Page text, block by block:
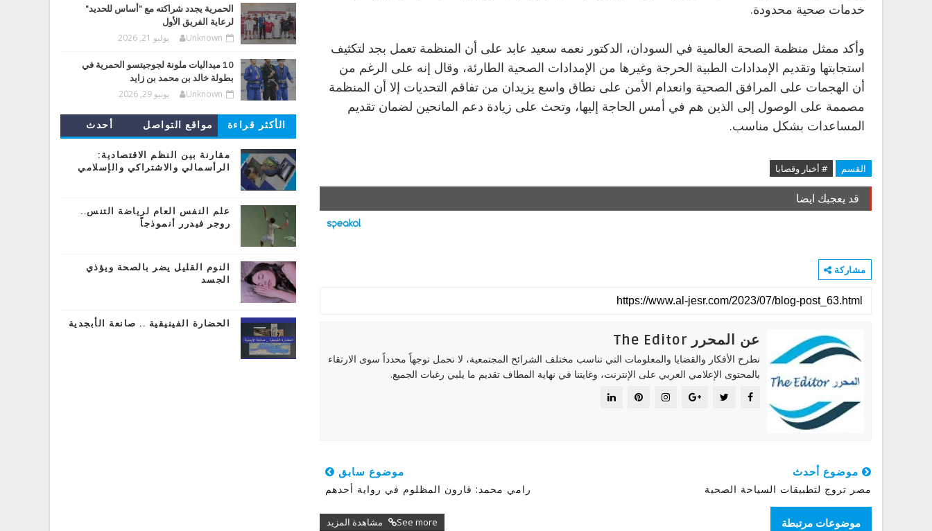
خدمات صحية محدودة.
وأكد ممثل منظمة الصحة العالمية في السودان، الدكتور نعمه سعيد عابد على أن المنظمة تعمل بجد لتكثيف
استجابتها وتقديم الإمدادات الطبية الحرجة وغيرها من الإمدادات الصحية الطارئة، وقال إنه على الرغم من
أن الهجمات على المرافق الصحية وانعدام الأمن على نطاق واسع يزيدان من تفاقم التحديات إلا أن المنظمة
مصممة على الوصول إلى الذين هم في أمس الحاجة إليها، وتحث على زيادة دعم المانحين لضمان تقديم
المساعدات بشكل مناسب.
القسم # أخبار وقضايا
قد يعجبك ايضا
مشاركة
عن المحرر The Editor
نطرح الأفكار والقضايا والمعلومات التي تناسب مختلف الشرائح المجتمعية، لا نحمل توجهاً محدداً سوى الارتقاء
بالمحتوى الإعلامي العربي على الإنترنت، وغايتنا في نهاية المطاف تقديم ما يلبي رغبات الجميع.
موضوع أحدث
مصر تروج لتطبيقات السياحة الصحية
موضوع سابق
رامي محمد: قارون المظلوم في رواية أحدهم
موضوعات مرتبطة See more مشاهدة المزيد
الحمرية يجدد شراكته مع "أساس للحديد"
لرعاية الفريق الأول
Unknown يوليو 21, 2026
10 ميداليات ملونة لجوجيتسو الحمرية في
بطولة خالد بن محمد بن زايد
Unknown يونيو 29, 2026
الأكثر قراءة مواقع التواصل
أحدث
مقارنة بين النظم الاقتصادية:
الرأسمالي والاشتراكي والإسلامي
علم النفس العام لرياضة التنس..
روجر فيدرر أنموذجاً
النوم القليل يضر بالصحة ويؤذي
الجسد
الحضارة الفينيقية .. صانعة الأبجدية